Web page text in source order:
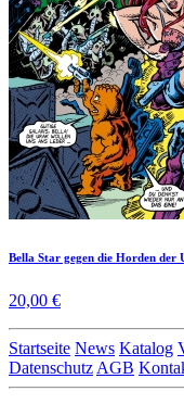
Bella Star gegen die Horden der
20,00 €
Startseite News Katalog
Datenschutz AGB